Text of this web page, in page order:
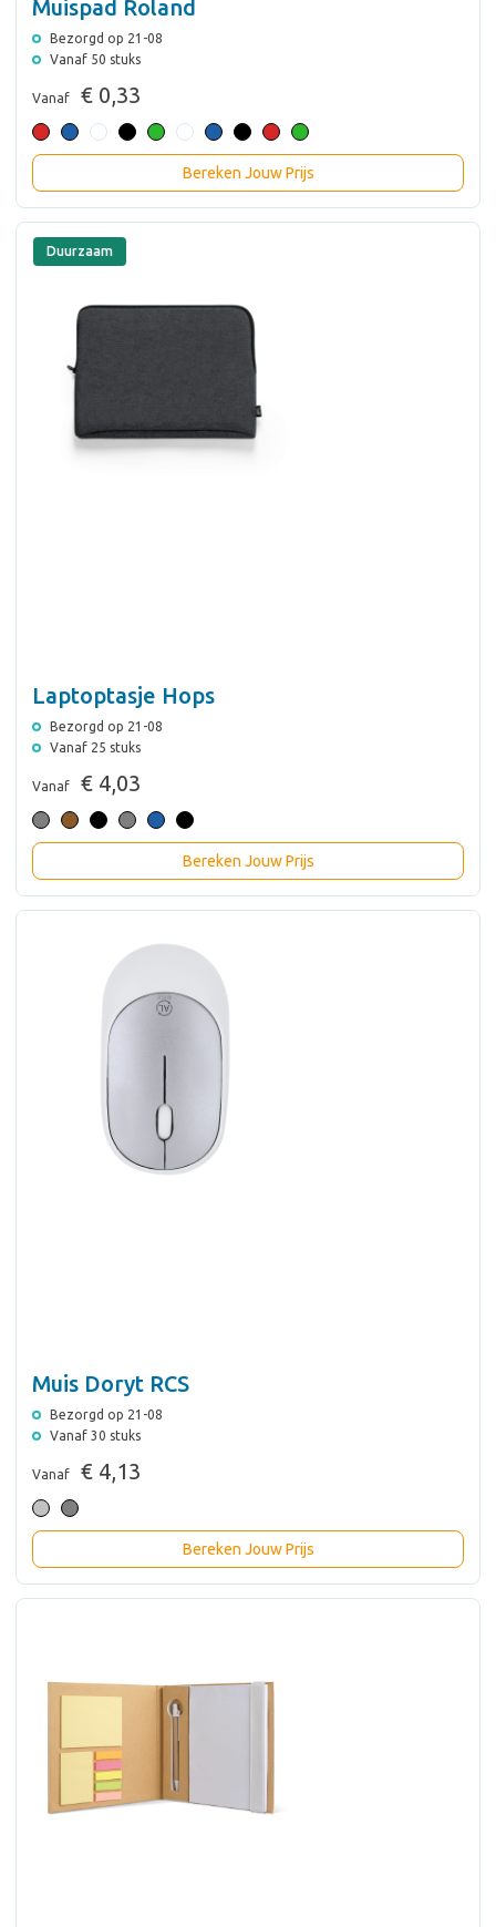
Muispad Roland
Bezorgd op 21-08
Vanaf 50 stuks
Vanaf € 0,33
Bereken Jouw Prijs
Duurzaam
Laptoptasje Hops
Bezorgd op 21-08
Vanaf 25 stuks
Vanaf € 4,03
Bereken Jouw Prijs
Muis Doryt RCS
Bezorgd op 21-08
Vanaf 30 stuks
Vanaf € 4,13
Bereken Jouw Prijs